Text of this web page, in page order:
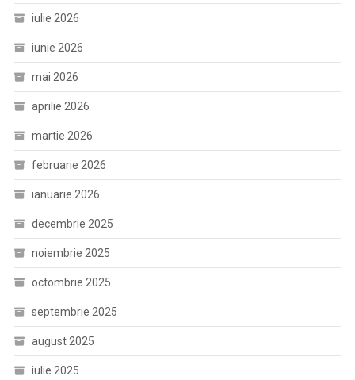
iulie 2026
iunie 2026
mai 2026
aprilie 2026
martie 2026
februarie 2026
ianuarie 2026
decembrie 2025
noiembrie 2025
octombrie 2025
septembrie 2025
august 2025
iulie 2025